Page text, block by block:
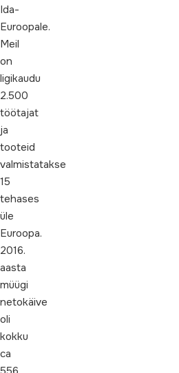
Ida-
Euroopale.
Meil
on
ligikaudu
2.500
töötajat
ja
tooteid
valmistatakse
15
tehases
üle
Euroopa.
2016.
aasta
müügi
netokäive
oli
kokku
ca